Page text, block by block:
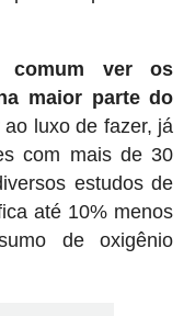
ver os
maior parte do
luxo de fazer, já
com mais de 30
estudos de
até 10% menos
de oxigênio